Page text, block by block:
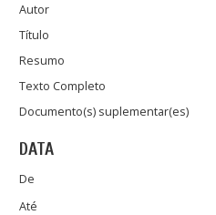
Autor
Título
Resumo
Texto Completo
Documento(s) suplementar(es)
DATA
De
Até